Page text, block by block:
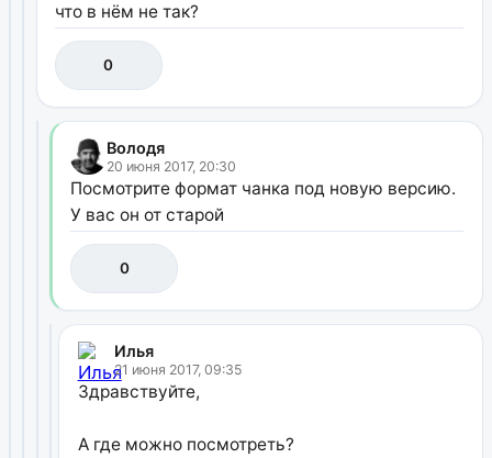
что в нём не так?
0
Володя
20 июня 2017, 20:30
Посмотрите формат чанка под новую версию.
У вас он от старой
0
Илья
21 июня 2017, 09:35
Здравствуйте,
А где можно посмотреть?